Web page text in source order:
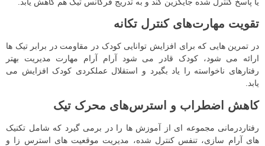
تقویت مهارت‌های کنترل تکانه
در تمرین هایی که برای افزایش توانایی کودک در مقاومت در برابر تیک ها
ارائه می شود، کودک قادر می شود آرام آرام مهارت مدیریت بهتر
رفتارهای ناخواسته را یاد بگیرد و استقلال عملکردی کودک افزایش می
یابد.
کاهش اضطراب و استرس‌های محرک تیک
رفتاردرمانی مجموعه ای از آموزش ها را در برمی گیرد که شامل تکنیک
های آرام سازی، تنفس کنترل شده، مدیریت موقعیت های استرس زا و